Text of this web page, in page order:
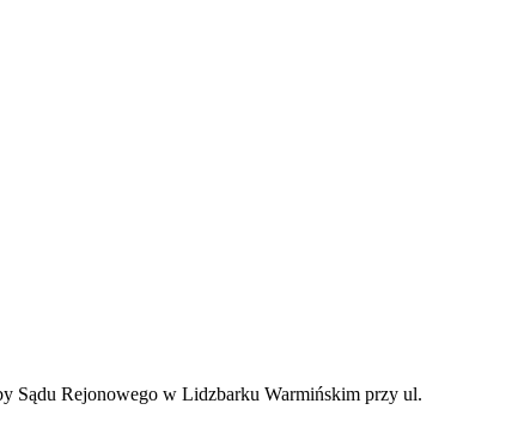
Sądu Rejonowego w Lidzbarku Warmińskim przy ul.